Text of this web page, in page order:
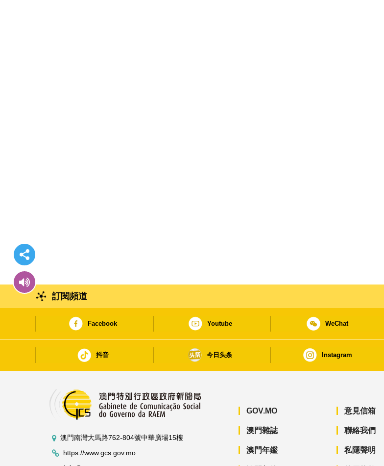
訂閱頻道
Facebook Youtube WeChat
抖音 今日头条 Instagram
澳門南灣大馬路762-804號中華廣場15樓
https://www.gcs.gov.mo
GOV.MO
澳門雜誌
澳門年鑑
意見信箱
聯絡我們
私隱聲明